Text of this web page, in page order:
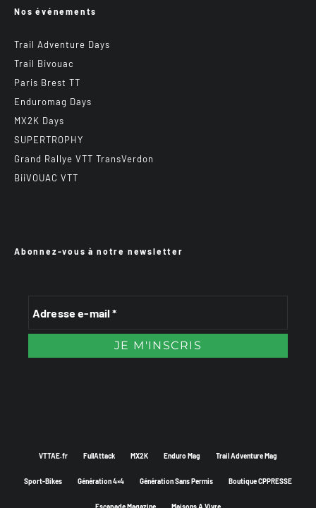
Nos événements
Trail Adventure Days
Trail Bivouac
Paris Brest TT
Enduromag Days
MX2K Days
SUPERTROPHY
Grand Rallye VTT TransVerdon
BiiVOUAC VTT
Abonnez-vous à notre newsletter
VTTAE.fr FullAttack MX2K Enduro Mag Trail Adventure Mag
Sport-Bikes Génération 4×4 Génération Sans Permis Boutique CPPRESSE